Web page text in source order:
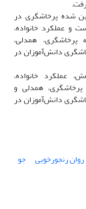
شده پرخاشگری در
و عملکرد خانواده،
پرخاشگری، همدلی،
دانش‌آموزان در
عملکرد خانواده،
پرخاشگری، همدلی و
دانش‌آموزان در
روان رنجورخویی
جو